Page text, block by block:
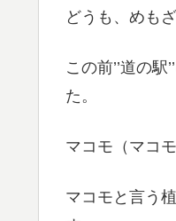
どうも、めも
この前’’道の
た。
マコモ（マコ
マコモと言う